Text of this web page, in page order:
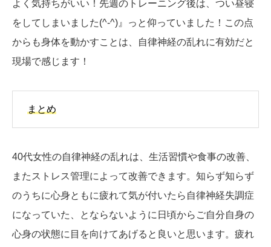
よく気持ちがいい！先週のトレーニング後は、つい昼寝
をしてしまいました(^-^)』っと仰っていました！この点
からも身体を動かすことは、自律神経の乱れに有効だと
現場で感じます！
まとめ
40代女性の自律神経の乱れは、生活習慣や食事の改善、
またストレス管理によって改善できます。知らず知らず
のうちに心身ともに疲れて気が付いたら自律神経失調症
になっていた、とならないように日頃からご自分自身の
心身の状態に目を向けてあげると良いと思います。疲れ